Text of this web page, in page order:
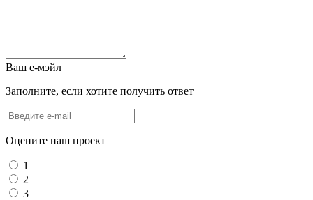
Ваш е-мэйл
Заполните, если хотите получить ответ
Оцените наш проект
1
2
3